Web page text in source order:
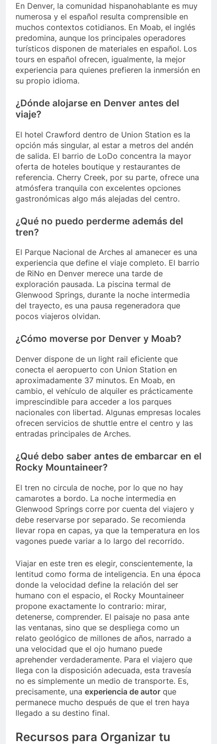
En Denver, la comunidad hispanohablante es muy
numerosa y el español resulta comprensible en
muchos contextos cotidianos. En Moab, el inglés
predomina, aunque los principales operadores
turísticos disponen de materiales en español. Los
tours en español ofrecen, igualmente, la mejor
experiencia para quienes prefieren la inmersión en
su propio idioma.
¿Dónde alojarse en Denver antes del
viaje?
El hotel Crawford dentro de Union Station es la
opción más singular, al estar a metros del andén
de salida. El barrio de LoDo concentra la mayor
oferta de hoteles boutique y restaurantes de
referencia. Cherry Creek, por su parte, ofrece una
atmósfera tranquila con excelentes opciones
gastronómicas algo más alejadas del centro.
¿Qué no puedo perderme además del
tren?
El Parque Nacional de Arches al amanecer es una
experiencia que define el viaje completo. El barrio
de RiNo en Denver merece una tarde de
exploración pausada. La piscina termal de
Glenwood Springs, durante la noche intermedia
del trayecto, es una pausa regeneradora que
pocos viajeros olvidan.
¿Cómo moverse por Denver y Moab?
Denver dispone de un light rail eficiente que
conecta el aeropuerto con Union Station en
aproximadamente 37 minutos. En Moab, en
cambio, el vehículo de alquiler es prácticamente
imprescindible para acceder a los parques
nacionales con libertad. Algunas empresas locales
ofrecen servicios de shuttle entre el centro y las
entradas principales de Arches.
¿Qué debo saber antes de embarcar en el
Rocky Mountaineer?
El tren no circula de noche, por lo que no hay
camarotes a bordo. La noche intermedia en
Glenwood Springs corre por cuenta del viajero y
debe reservarse por separado. Se recomienda
llevar ropa en capas, ya que la temperatura en los
vagones puede variar a lo largo del recorrido.
Viajar en este tren es elegir, conscientemente, la
lentitud como forma de inteligencia. En una época
donde la velocidad define la relación del ser
humano con el espacio, el Rocky Mountaineer
propone exactamente lo contrario: mirar,
detenerse, comprender. El paisaje no pasa ante
las ventanas, sino que se despliega como un
relato geológico de millones de años, narrado a
una velocidad que el ojo humano puede
aprehender verdaderamente. Para el viajero que
llega con la disposición adecuada, esta travesía
no es simplemente un medio de transporte. Es,
precisamente, una experiencia de autor que
permanece mucho después de que el tren haya
llegado a su destino final.
Recursos para Organizar tu